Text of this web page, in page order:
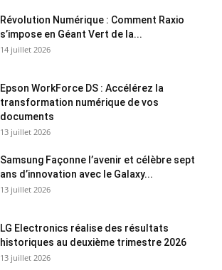
Révolution Numérique : Comment Raxio
s’impose en Géant Vert de la...
14 juillet 2026
Epson WorkForce DS : Accélérez la
transformation numérique de vos
documents
13 juillet 2026
Samsung Façonne l’avenir et célèbre sept
ans d’innovation avec le Galaxy...
13 juillet 2026
LG Electronics réalise des résultats
historiques au deuxième trimestre 2026
13 juillet 2026